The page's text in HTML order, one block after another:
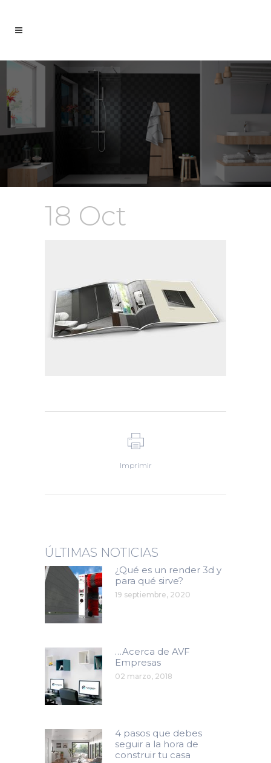
18 Oct
Imprimir
ÚLTIMAS NOTICIAS
¿Qué es un render 3d y
para qué sirve?
19 septiembre, 2020
…Acerca de AVF
Empresas
02 marzo, 2018
4 pasos que debes
seguir a la hora de
construir tu casa